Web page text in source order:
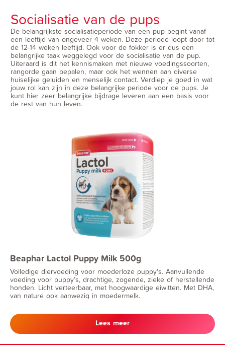
Socialisatie van de pups
De belangrijkste socialisatieperiode van een pup begint vanaf
een leeftijd van ongeveer 4 weken. Deze periode loopt door tot
de 12-14 weken leeftijd. Ook voor de fokker is er dus een
belangrijke taak weggelegd voor de socialisatie van de pup.
Uiteraard is dit het kennismaken met nieuwe voedingssoorten,
rangorde gaan bepalen, maar ook het wennen aan diverse
huiselijke geluiden en menselijk contact. Verdiep je goed in wat
jouw rol kan zijn in deze belangrijke periode voor de pups. Je
kunt hier zeer belangrijke bijdrage leveren aan een basis voor
de rest van hun leven.
Beaphar Lactol Puppy Milk 500g
Volledige diervoeding voor moederloze puppy's. Aanvullende
voeding voor puppy’s, drachtige, zogende, zieke of herstellende
honden. Licht verteerbaar, met hoogwaardige eiwitten. Met DHA,
van nature ook aanwezig in moedermelk.
Lees meer